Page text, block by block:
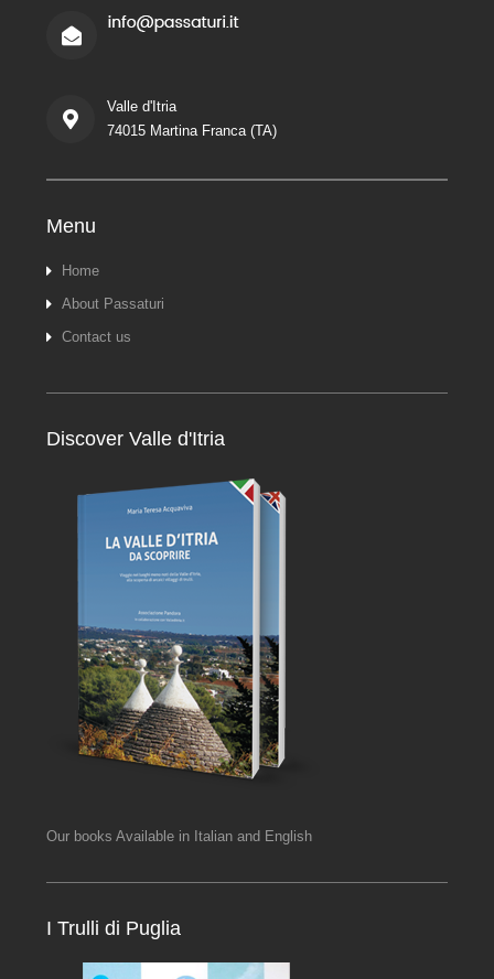
Valle d'Itria
74015 Martina Franca (TA)
Menu
Home
About Passaturi
Contact us
Discover Valle d'Itria
Our books Available in Italian and English
I Trulli di Puglia